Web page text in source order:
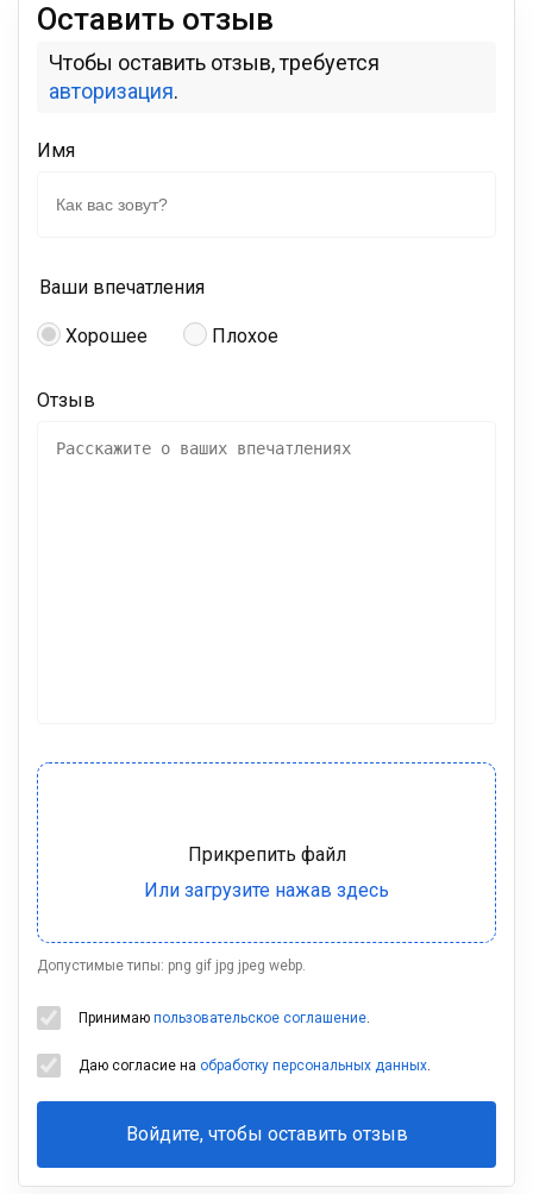
Оставить отзыв
Чтобы оставить отзыв, требуется
авторизация.
Имя
Ваши впечатления
Хорошее Плохое
Отзыв
Допустимые типы: png gif jpg jpeg webp.
Принимаю пользовательское соглашение.
Даю согласие на обработку персональных данных.
Войдите, чтобы оставить отзыв
Ваша